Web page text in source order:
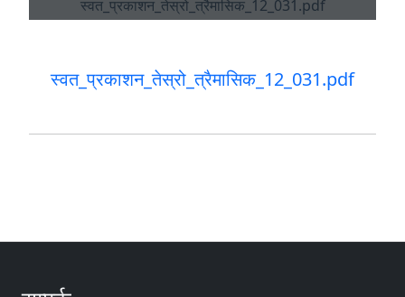
स्वत_प्रकाशन_तेस्रो_त्रैमासिक_12_031.pdf